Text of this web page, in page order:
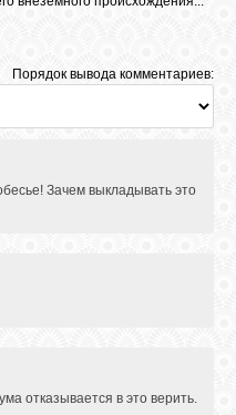
Порядок вывода комментариев:
Зачем выкладывать это
отказывается в это верить.